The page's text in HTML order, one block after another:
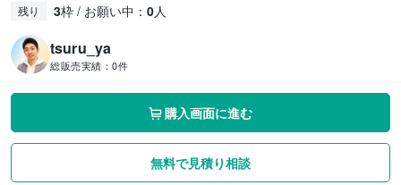
残り 3枠 / お願い中： 0人
tsuru_ya
総販売実績： 0件
購入画面に進む
無料で見積り相談